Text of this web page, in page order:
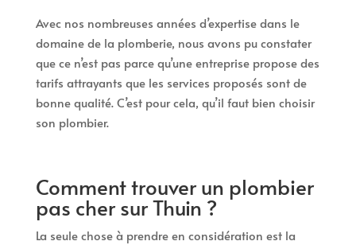
Avec nos nombreuses années d’expertise dans le
domaine de la plomberie, nous avons pu constater
que ce n’est pas parce qu’une entreprise propose des
tarifs attrayants que les services proposés sont de
bonne qualité. C’est pour cela, qu’il faut bien choisir
son plombier.
Comment trouver un plombier
pas cher sur Thuin ?
La seule chose à prendre en considération est la